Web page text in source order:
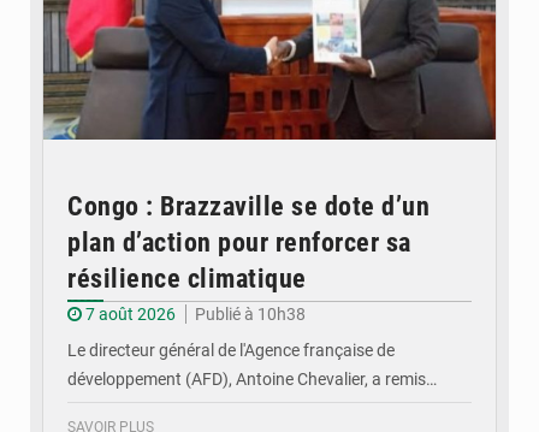
Congo : Brazzaville se dote d’un
plan d’action pour renforcer sa
résilience climatique
7 août 2026
Publié à 10h38
Le directeur général de l'Agence française de
développement (AFD), Antoine Chevalier, a remis…
SAVOIR PLUS